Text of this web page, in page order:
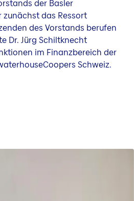
der Basler
das Ressort
des Vorstands berufen
Dr. Jürg Schiltknecht
im Finanzbereich der
Schweiz.